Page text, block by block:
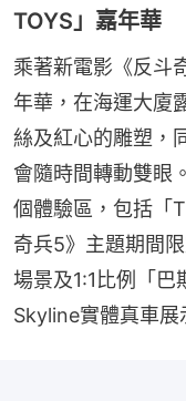
TOYS」嘉年華
乘著新電影《反斗
年華，在海運大廈
絲及紅心的雕塑，
會隨時間轉動雙眼
個體驗區，包括「
奇兵5》主題期間
場景及1:1比例「
Skyline實體真車展